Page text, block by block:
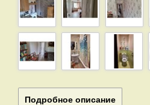
Подробное описание